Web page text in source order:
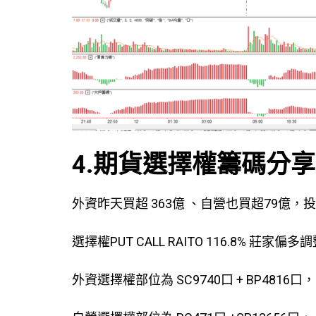
4.期貨選擇權籌碼分享
外資昨天買超 363億 、自營也買超79億，
選擇權PUT CALL RAITO 116.8% 莊家偏多調
外資選擇權部位為 SC9740口 + BP4816口